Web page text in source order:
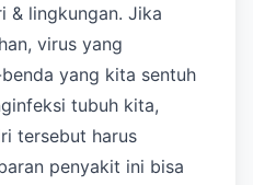
& lingkungan. Jika
virus yang
yang kita sentuh
tubuh kita,
tersebut harus
penyakit ini bisa